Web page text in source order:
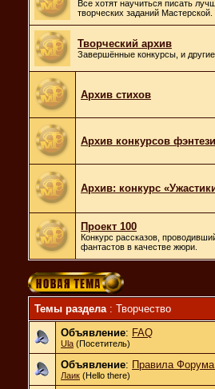
Все хотят научиться писать
творческих заданий Мастерской.
Творческий архив
Завершённые конкурсы, и
Архив стихов
Архив конкурсов
Архив: конкурс
Проект 100
Конкурс рассказов,
фантастов в качестве жюри.
Темы раздела : Творчество
Объявление: FAQ
Ula (Посетитель)
Объявление: Правила
Лаик (Hello there)